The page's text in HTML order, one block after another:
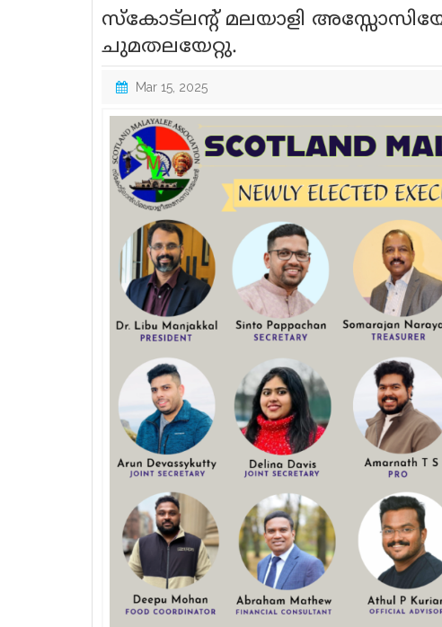
സ്‌കോട്‌ലന്റ് മലയാളി
ചുമതലയേറ്റു.
Mar 15, 2025